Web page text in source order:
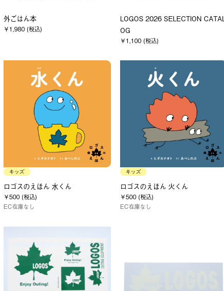
外ごはん本
￥1,980 (税込)
LOGOS 2026 SELECTION CATAL
OG
￥1,100 (税込)
キッズ
ロゴスのえほん 水くん
￥500 (税込)
EC在庫なし
キッズ
ロゴスのえほん 火くん
￥500 (税込)
EC在庫なし